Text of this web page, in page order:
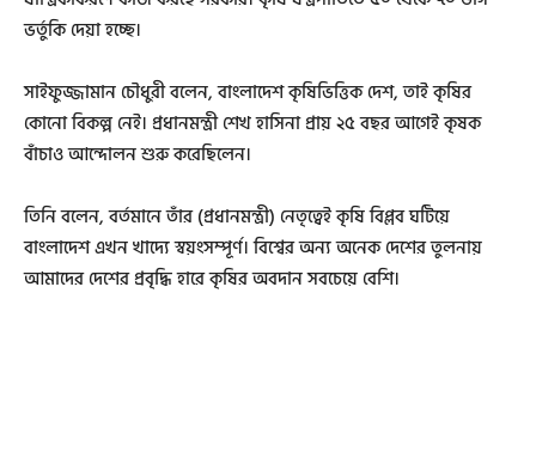
ভর্তুকি দেয়া হচ্ছে।
সাইফুজ্জামান চৌধুরী বলেন, বাংলাদেশ কৃষিভিত্তিক দেশ, তাই কৃষির
কোনো বিকল্প নেই। প্রধানমন্ত্রী শেখ হাসিনা প্রায় ২৫ বছর আগেই কৃষক
বাঁচাও আন্দোলন শুরু করেছিলেন।
তিনি বলেন, বর্তমানে তাঁর (প্রধানমন্ত্রী) নেতৃত্বেই কৃষি বিপ্লব ঘটিয়ে
বাংলাদেশ এখন খাদ্যে স্বয়ংসম্পূর্ণ। বিশ্বের অন্য অনেক দেশের তুলনায়
আমাদের দেশের প্রবৃদ্ধি হারে কৃষির অবদান সবচেয়ে বেশি।